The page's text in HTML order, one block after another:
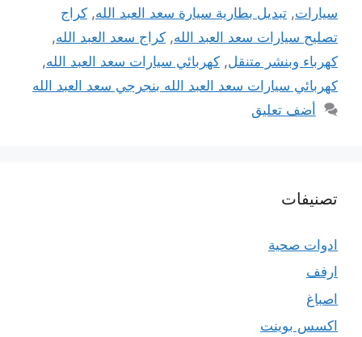
سيارات, تبديل بطارية سيارة سعد العبد الله, كراج
تصليح سيارات سعد العبد الله, كراج سعد العبد الله,
كهرباء وبنشر متنقل, كهربائي سيارات سعد العبد الله,
كهربائي سيارات سعد العبد الله بنجرجي سعد العبد الله
أضف تعليق
تصنيفات
ادوات صحية
ارفف
اصباغ
اكسس بوينت